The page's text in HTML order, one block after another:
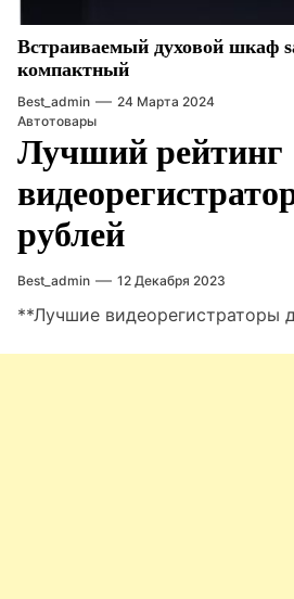
Встраиваемый духовой шкаф
компактный
Best_admin
24 Марта 2024
Автотовары
Лучший рейтинг
рублей
Best_admin 12 Декабря 2023
**Лучшие видеорегистраторы